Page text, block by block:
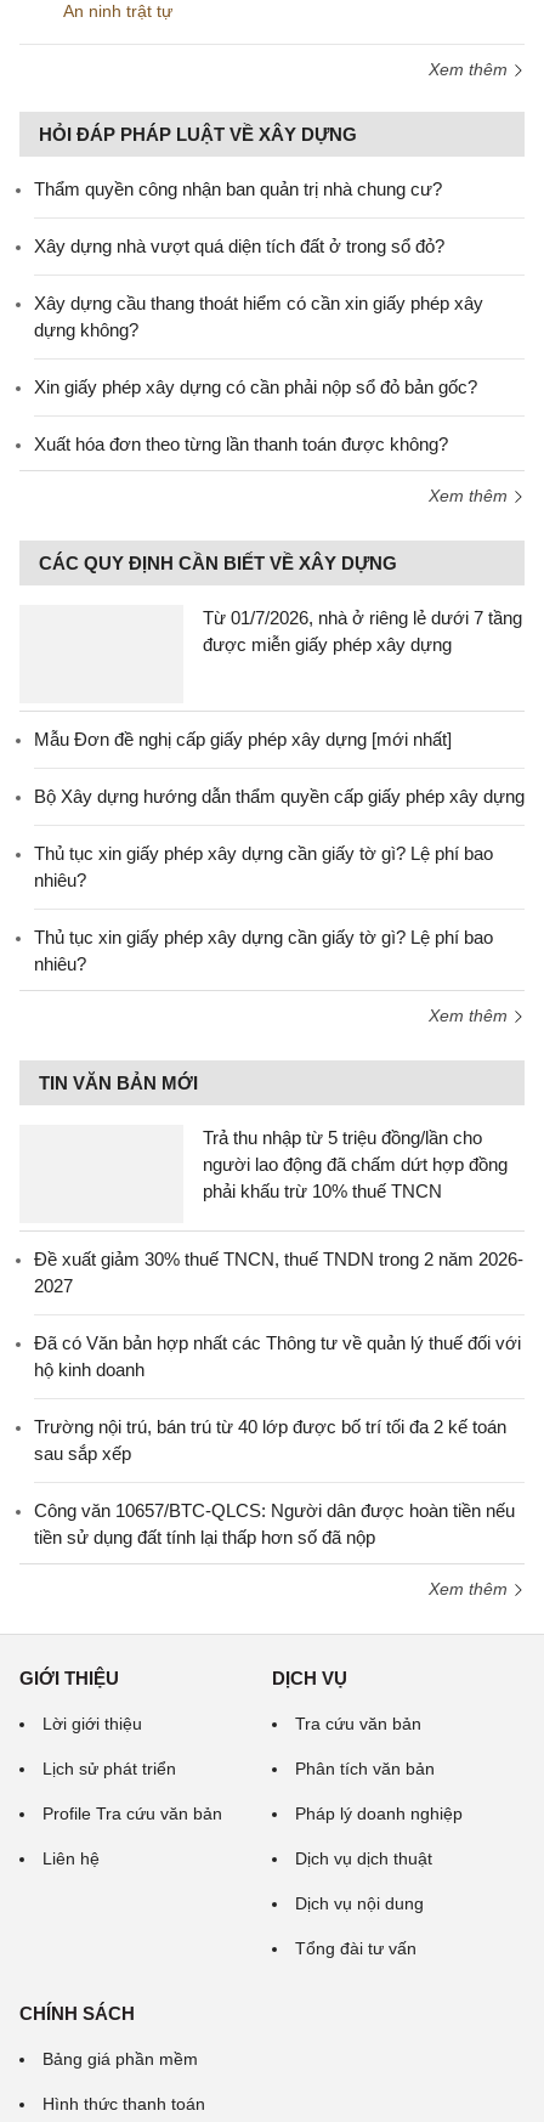
An ninh trật tự
Xem thêm
HỎI ĐÁP PHÁP LUẬT VỀ XÂY DỰNG
Thẩm quyền công nhận ban quản trị nhà chung cư?
Xây dựng nhà vượt quá diện tích đất ở trong sổ đỏ?
Xây dựng cầu thang thoát hiểm có cần xin giấy phép xây
dựng không?
Xin giấy phép xây dựng có cần phải nộp sổ đỏ bản gốc?
Xuất hóa đơn theo từng lần thanh toán được không?
Xem thêm
CÁC QUY ĐỊNH CẦN BIẾT VỀ XÂY DỰNG
Từ 01/7/2026, nhà ở riêng lẻ dưới 7 tầng
được miễn giấy phép xây dựng
Mẫu Đơn đề nghị cấp giấy phép xây dựng [mới nhất]
Bộ Xây dựng hướng dẫn thẩm quyền cấp giấy phép xây dựng
Thủ tục xin giấy phép xây dựng cần giấy tờ gì? Lệ phí bao
nhiêu?
Thủ tục xin giấy phép xây dựng cần giấy tờ gì? Lệ phí bao
nhiêu?
Xem thêm
TIN VĂN BẢN MỚI
Trả thu nhập từ 5 triệu đồng/lần cho
người lao động đã chấm dứt hợp đồng
phải khấu trừ 10% thuế TNCN
Đề xuất giảm 30% thuế TNCN, thuế TNDN trong 2 năm 2026-
2027
Đã có Văn bản hợp nhất các Thông tư về quản lý thuế đối với
hộ kinh doanh
Trường nội trú, bán trú từ 40 lớp được bố trí tối đa 2 kế toán
sau sắp xếp
Công văn 10657/BTC-QLCS: Người dân được hoàn tiền nếu
tiền sử dụng đất tính lại thấp hơn số đã nộp
Xem thêm
GIỚI THIỆU
Lời giới thiệu
Lịch sử phát triển
Profile Tra cứu văn bản
Liên hệ
DỊCH VỤ
Tra cứu văn bản
Phân tích văn bản
Pháp lý doanh nghiệp
Dịch vụ dịch thuật
Dịch vụ nội dung
Tổng đài tư vấn
CHÍNH SÁCH
Bảng giá phần mềm
Hình thức thanh toán